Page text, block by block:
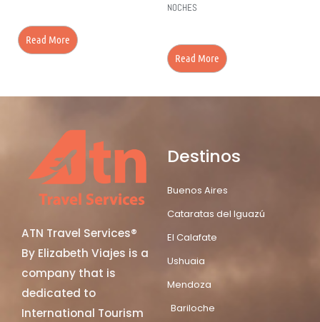
Read More
NOCHES
Read More
ATN Travel Services®
By Elizabeth Viajes is a
company that is
dedicated to
International Tourism
Destinos
Buenos Aires
Cataratas del Iguazú
El Calafate
Ushuaia
Mendoza
Bariloche